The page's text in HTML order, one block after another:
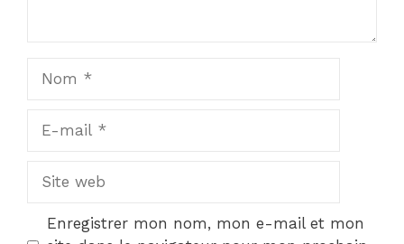
Site
Enregistrer mon nom, mon e-mail et mon